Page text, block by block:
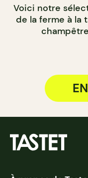
Voici notre
de la ferme à la